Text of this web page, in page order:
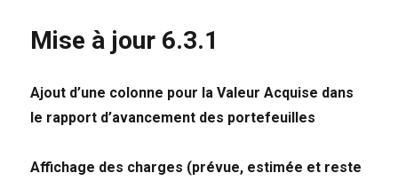
Mise à jour 6.3.1
Ajout d’une colonne pour la Valeur Acquise dans
le rapport d’avancement des portefeuilles
Affichage des charges (prévue, estimée et reste